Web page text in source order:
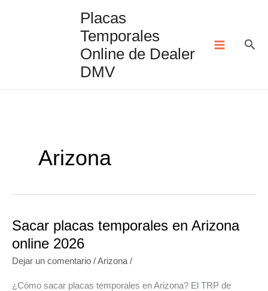
Placas
Temporales
Online de Dealer
DMV
Arizona
Sacar placas temporales en Arizona
online 2026
Dejar un comentario /Arizona/
¿Cómo sacar placas temporales en Arizona? El TRP de